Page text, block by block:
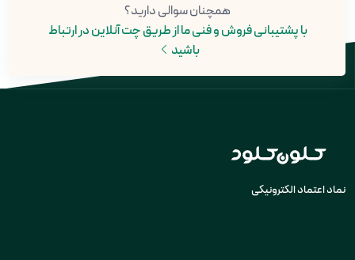
همچنان سوالی دارید؟
با پشتیبانی فروش و فنی ما از طریق چت آنلاین در ارتباط
باشید
نماد اعتماد الکترونیکی